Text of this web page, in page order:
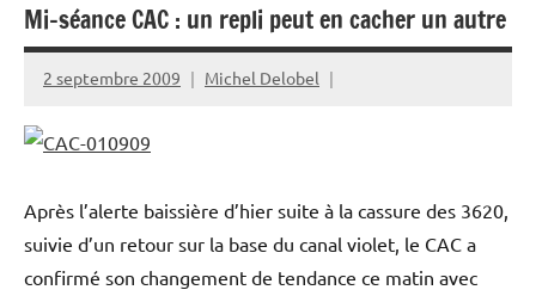
Mi-séance CAC : un repli peut en cacher un autre
2 septembre 2009 Michel Delobel
Après l’alerte baissière d’hier suite à la cassure des 3620,
suivie d’un retour sur la base du canal violet, le CAC a
confirmé son changement de tendance ce matin avec